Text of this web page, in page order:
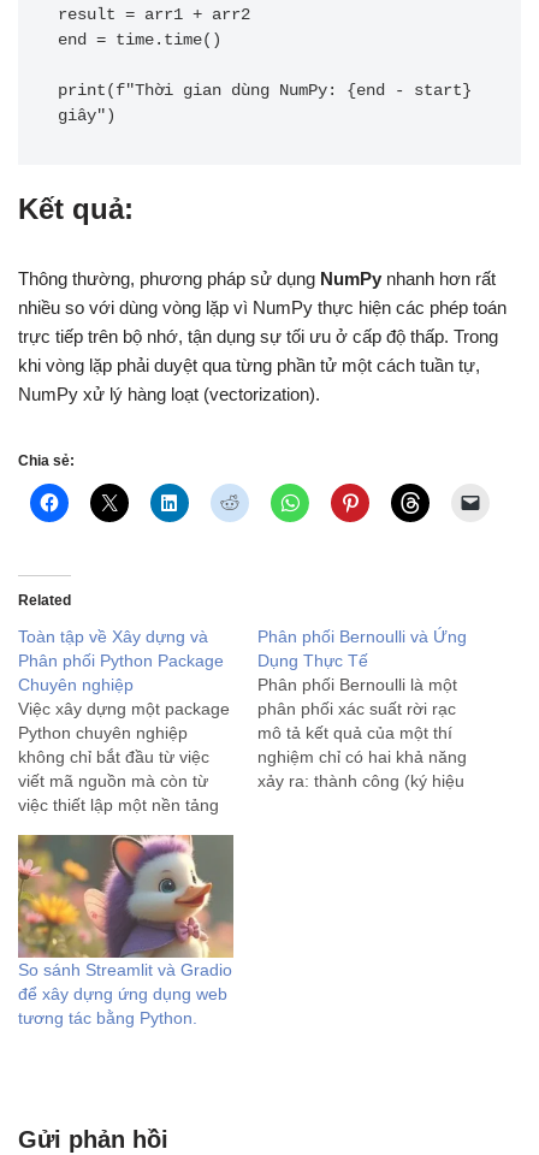
result = arr1 + arr2
end = time.time()
print(f"Thời gian dùng NumPy: {end - start}
giây")
Kết quả:
Thông thường, phương pháp sử dụng NumPy nhanh hơn rất
nhiều so với dùng vòng lặp vì NumPy thực hiện các phép toán
trực tiếp trên bộ nhớ, tận dụng sự tối ưu ở cấp độ thấp. Trong
khi vòng lặp phải duyệt qua từng phần tử một cách tuần tự,
NumPy xử lý hàng loạt (vectorization).
Chia sẻ:
Related
Toàn tập về Xây dựng và
Phân phối Python Package
Chuyên nghiệp
Việc xây dựng một package
Python chuyên nghiệp
không chỉ bắt đầu từ việc
viết mã nguồn mà còn từ
việc thiết lập một nền tảng
chức. Một nền tảng được
thiết kế tốt sẽ đảm bảo tính
dễ bảo trì, khả năng…
Phân phối Bernoulli và Ứng
Dụng Thực Tế
Phân phối Bernoulli là một
phân phối xác suất rời rạc
mô tả kết quả của một thí
nghiệm chỉ có hai khả năng
xảy ra: thành công (ký hiệu
So sánh Streamlit và Gradio
để xây dựng ứng dụng web
tương tác bằng Python.
Gửi phản hồi